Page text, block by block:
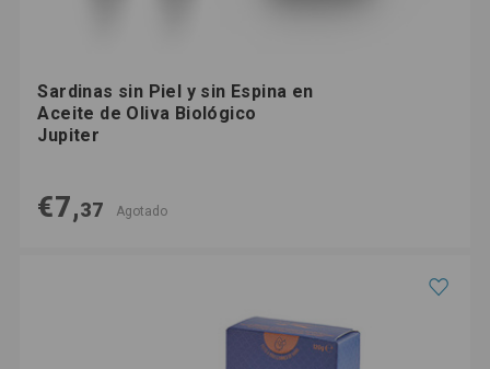
Sardinas sin Piel y sin Espina en
Aceite de Oliva Biológico
Jupiter
€7,37 Agotado